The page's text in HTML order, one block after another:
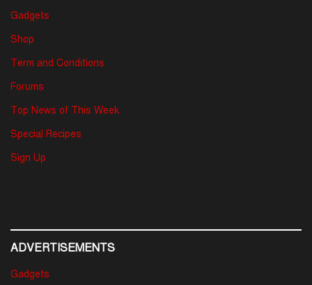
Gadgets
Shop
Term and Conditions
Forums
Top News of This Week
Special Recipes
Sign Up
ADVERTISEMENTS
Gadgets